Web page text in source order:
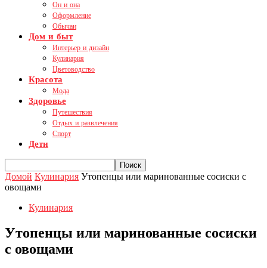
Он и она
Оформление
Обычаи
Дом и быт
Интерьер и дизайн
Кулинария
Цветоводство
Красота
Мода
Здоровье
Путешествия
Отдых и развлечения
Спорт
Дети
Домой Кулинария Утопенцы или маринованные сосиски с
овощами
Кулинария
Утопенцы или маринованные сосиски
с овощами